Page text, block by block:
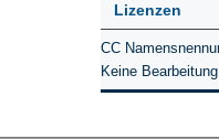
Lizenzen
CC
Keine